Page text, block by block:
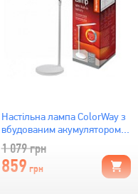
Настільна лампа ColorWay з
вбудованим акумулятором
white (CW-DL02B-W)
1 079грн
859 грн